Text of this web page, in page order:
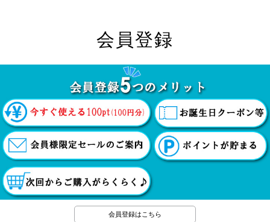
会員登録
会員登録はこちら